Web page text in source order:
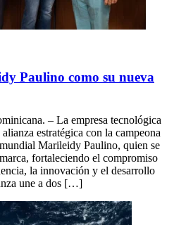
Paulino como su nueva
– La empresa tecnológica
estratégica con la campeona
Marileidy Paulino, quien se
fortaleciendo el compromiso
la innovación y el desarrollo
une a dos […]